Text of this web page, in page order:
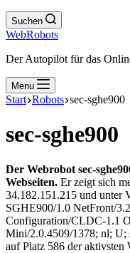
Suchen
WebRobots
Der Autopilot für das
Menu
Start Robots sec-sghe900
sec-sghe900
Der Webrobot sec-
Webseiten. Er zeigt sich
34.182.151.215 und unter
SGHE900/1.0 NetFront/
Configuration/CLDC-1.1
Mini/2.0.4509/1378; nl; U;
auf Platz 586 der aktivsten